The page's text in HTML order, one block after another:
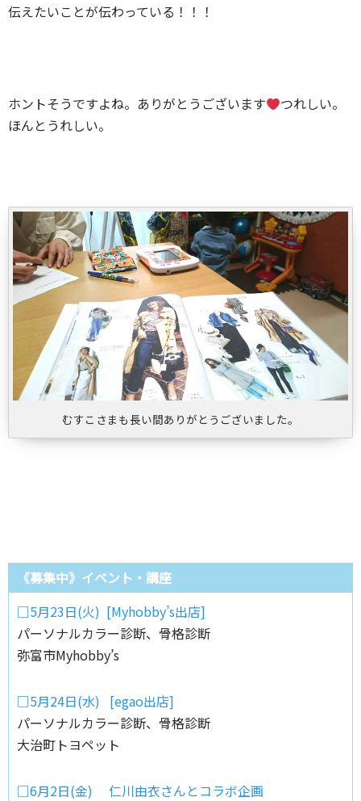
伝えたいことが伝わっている！！！
ホントそうですよね。ありがとうございます
つれしい。
ほんとうれしい。
むすこさまも長い間ありがとうございました。
《募集中》イベント・講座
□5月23日(火) [Myhobby’s出店]
パーソナルカラー診断、骨格診断
弥富市Myhobby’s
□5月24日(水) [egao出店]
パーソナルカラー診断、骨格診断
大治町トヨペット
□6月2日(金) 仁川由衣さんとコラボ企画